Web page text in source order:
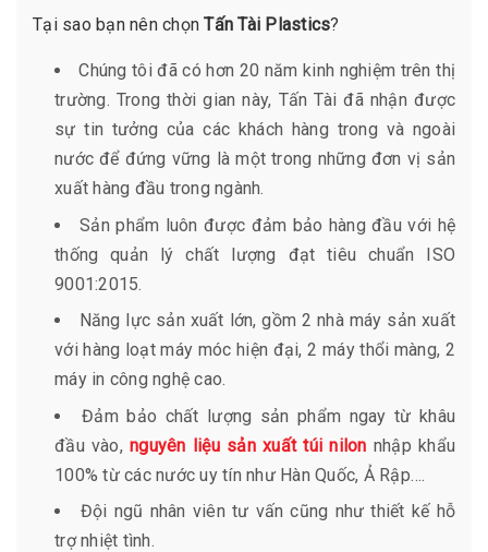
Tại sao bạn nên chọnTấn Tài Plastics?
Chúng tôi đã có hơn 20 năm kinh nghiệm trên thị
trường. Trong thời gian này, Tấn Tài đã nhận được
sự tin tưởng của các khách hàng trong và ngoài
nước để đứng vững là một trong những đơn vị sản
xuất hàng đầu trong ngành.
Sản phẩm luôn được đảm bảo hàng đầu với hệ
thống quản lý chất lượng đạt tiêu chuẩn ISO
9001:2015.
Năng lực sản xuất lớn, gồm 2 nhà máy sản xuất
với hàng loạt máy móc hiện đại, 2 máy thổi màng, 2
máy in công nghệ cao.
Đảm bảo chất lượng sản phẩm ngay từ khâu
đầu vào,nguyên liệu sản xuất túi nilon nhập khẩu
100% từ các nước uy tín như Hàn Quốc, Ả Rập….
Đội ngũ nhân viên tư vấn cũng như thiết kế hỗ
trợ nhiệt tình.